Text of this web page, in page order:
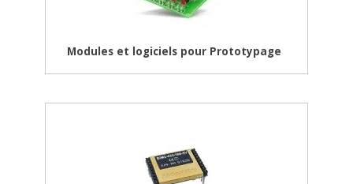
Modules et logiciels pour Prototypage